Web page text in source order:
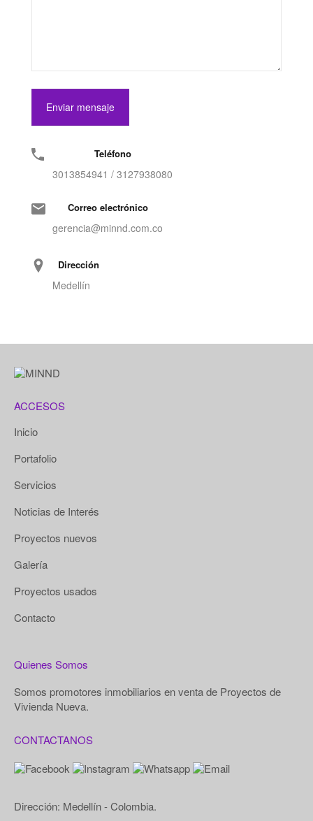
Teléfono
3013854941 / 3127938080
Correo electrónico
gerencia@minnd.com.co
Dirección
Medellín
ACCESOS
Inicio
Portafolio
Servicios
Noticias de Interés
Proyectos nuevos
Galería
Proyectos usados
Contacto
Quienes Somos
Somos promotores inmobiliarios en venta de Proyectos de
Vivienda Nueva.
CONTACTANOS
Dirección: Medellín - Colombia.